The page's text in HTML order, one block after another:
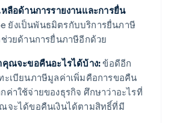
ลือด้านการรายงานและการยื่น
ยังเป็นพันธมิตรกับบริการยื่นภาษี
วยด้านการยื่นภาษีอีกด้วย
คุณจะขอคืนอะไรได้บ้าง:ข้อดีอีก
ะเบียนภาษีมูลค่าเพิ่มคือการขอคืน
ค่าใช้จ่ายของธุรกิจ ศึกษาว่าอะไรที่
จะได้ขอคืนเงินได้ตามสิทธิ์ที่มี